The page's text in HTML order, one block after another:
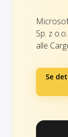
Sp. z
alle
Se